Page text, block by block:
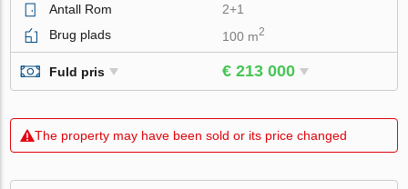
Antall Rom
2+1
Brug plads
100 m2
Fuld pris € 213 000
The property may have been sold or its price changed